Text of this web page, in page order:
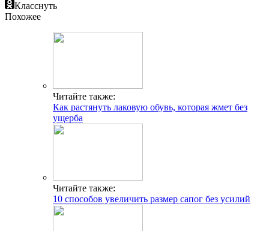
Класснуть
Похожее
Читайте также:
Как растянуть лаковую обувь, которая жмет без
ущерба
Читайте также:
10 способов увеличить размер сапог без усилий